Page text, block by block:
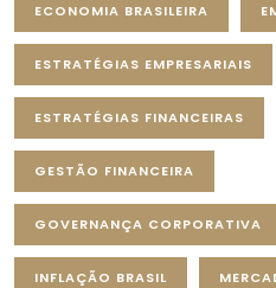
ECONOMIA BRASILEIRA
ESTRATÉGIAS EMPRESARIAIS
ESTRATÉGIAS FINANCEIRAS
GESTÃO FINANCEIRA
GOVERNANÇA CORPORATIVA
INFLAÇÃO BRASIL